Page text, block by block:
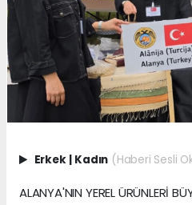
Erkek | Kadın (Haberi Sesli
ALANYA'NIN YEREL ÜRÜNLERİ